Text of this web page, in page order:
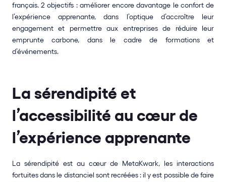
français. 2 objectifs : améliorer encore davantage le confort de
l’expérience apprenante, dans l’optique d’accroître leur
engagement et permettre aux entreprises de réduire leur
emprunte carbone, dans le cadre de formations et
d’événements.
La sérendipité et
l’accessibilité au cœur de
l’expérience apprenante
La sérendipité est au cœur de MetaKwark, les interactions
fortuites dans le distanciel sont recréées : il y est possible de faire